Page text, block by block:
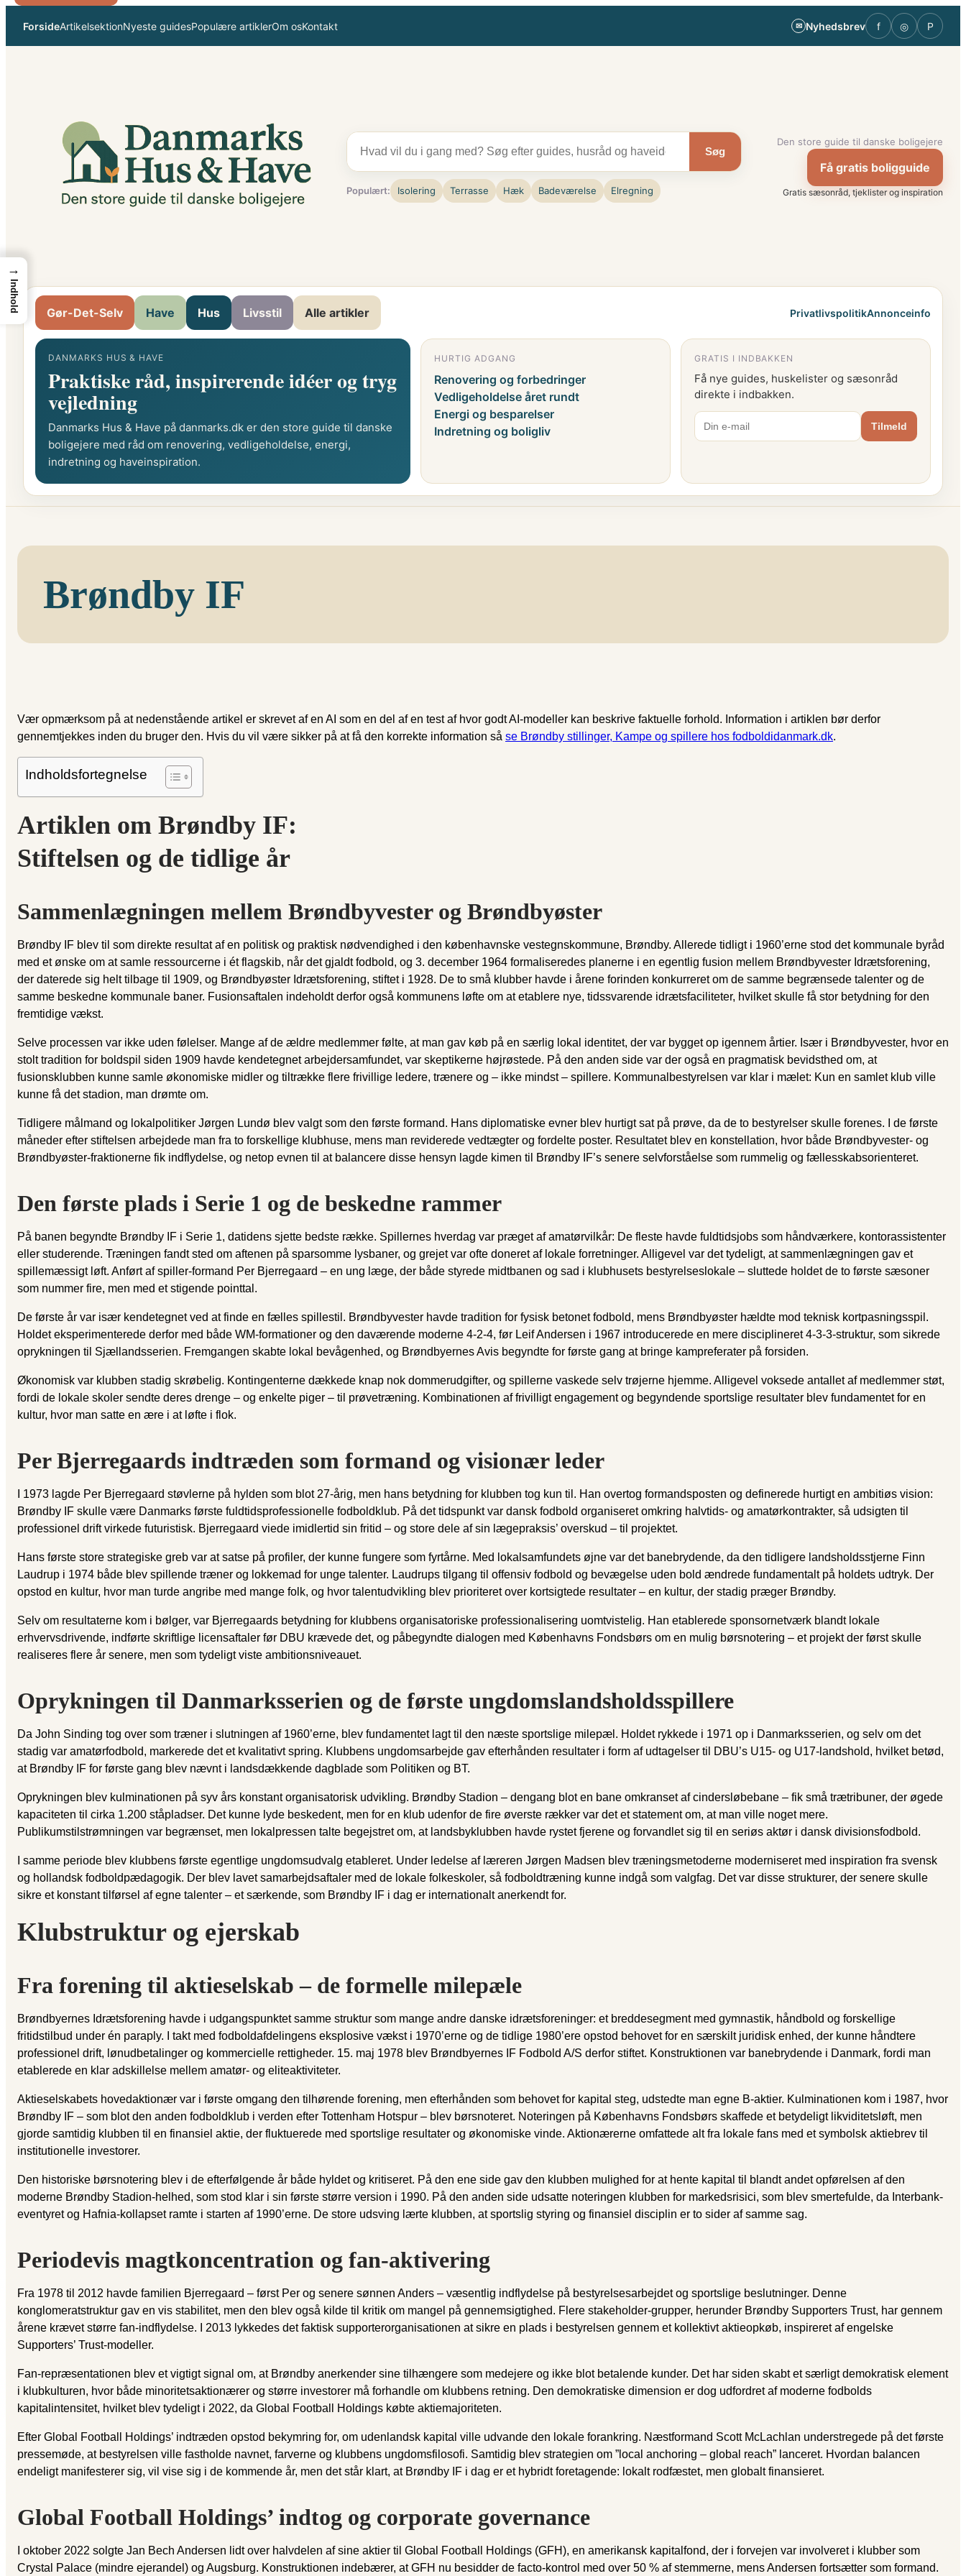
indhold
ForsideArtikelsektionNyeste guidesPopulære artiklerOm osKontakt ✉ Nyhedsbrev f ◎ P
Søg
Populært: Isolering Terrasse Hæk Badeværelse Elregning
Den store guide til danske boligejere
Få gratis boligguide
Gratis sæsonråd, tjeklister og inspiration
Gør-Det-Selv Have Hus Livsstil Alle artikler PrivatlivspolitikAnnonceinfo
DANMARKS HUS & HAVE
Praktiske råd, inspirerende idéer og tryg
vejledning
Danmarks Hus & Have på danmarks.dk er den store guide til danske
boligejere med råd om renovering, vedligeholdelse, energi,
indretning og haveinspiration.
HURTIG ADGANG
Renovering og forbedringer
Vedligeholdelse året rundt
Energi og besparelser
Indretning og boligliv
GRATIS I INDBAKKEN
Få nye guides, huskelister og sæsonråd
direkte i indbakken.
Tilmeld
Brøndby IF
Vær opmærksom på at nedenstående artikel er skrevet af en AI som en del af en test af hvor godt AI-modeller kan beskrive faktuelle forhold. Information i artiklen bør derfor
gennemtjekkes inden du bruger den. Hvis du vil være sikker på at få den korrekte information så se Brøndby stillinger, Kampe og spillere hos fodboldidanmark.dk.
Indholdsfortegnelse
Artiklen om Brøndby IF:
Stiftelsen og de tidlige år
Sammenlægningen mellem Brøndbyvester og Brøndbyøster
Brøndby IF blev til som direkte resultat af en politisk og praktisk nødvendighed i den københavnske vestegnskommune, Brøndby. Allerede tidligt i 1960’erne stod det kommunale byråd
med et ønske om at samle ressourcerne i ét flagskib, når det gjaldt fodbold, og 3. december 1964 formaliseredes planerne i en egentlig fusion mellem Brøndbyvester Idrætsforening,
der daterede sig helt tilbage til 1909, og Brøndbyøster Idrætsforening, stiftet i 1928. De to små klubber havde i årene forinden konkurreret om de samme begrænsede talenter og de
samme beskedne kommunale baner. Fusionsaftalen indeholdt derfor også kommunens løfte om at etablere nye, tidssvarende idrætsfaciliteter, hvilket skulle få stor betydning for den
fremtidige vækst.
Selve processen var ikke uden følelser. Mange af de ældre medlemmer følte, at man gav køb på en særlig lokal identitet, der var bygget op igennem årtier. Især i Brøndbyvester, hvor en
stolt tradition for boldspil siden 1909 havde kendetegnet arbejdersamfundet, var skeptikerne højrøstede. På den anden side var der også en pragmatisk bevidsthed om, at
fusionsklubben kunne samle økonomiske midler og tiltrække flere frivillige ledere, trænere og – ikke mindst – spillere. Kommunalbestyrelsen var klar i mælet: Kun en samlet klub ville
kunne få det stadion, man drømte om.
Tidligere målmand og lokalpolitiker Jørgen Lundø blev valgt som den første formand. Hans diplomatiske evner blev hurtigt sat på prøve, da de to bestyrelser skulle forenes. I de første
måneder efter stiftelsen arbejdede man fra to forskellige klubhuse, mens man reviderede vedtægter og fordelte poster. Resultatet blev en konstellation, hvor både Brøndbyvester- og
Brøndbyøster-fraktionerne fik indflydelse, og netop evnen til at balancere disse hensyn lagde kimen til Brøndby IF’s senere selvforståelse som rummelig og fællesskabsorienteret.
Den første plads i Serie 1 og de beskedne rammer
På banen begyndte Brøndby IF i Serie 1, datidens sjette bedste række. Spillernes hverdag var præget af amatørvilkår: De fleste havde fuldtidsjobs som håndværkere, kontorassistenter
eller studerende. Træningen fandt sted om aftenen på sparsomme lysbaner, og grejet var ofte doneret af lokale forretninger. Alligevel var det tydeligt, at sammenlægningen gav et
spillemæssigt løft. Anført af spiller-formand Per Bjerregaard – en ung læge, der både styrede midtbanen og sad i klubhusets bestyrelseslokale – sluttede holdet de to første sæsoner
som nummer fire, men med et stigende pointtal.
De første år var især kendetegnet ved at finde en fælles spillestil. Brøndbyvester havde tradition for fysisk betonet fodbold, mens Brøndbyøster hældte mod teknisk kortpasningsspil.
Holdet eksperimenterede derfor med både WM-formationer og den daværende moderne 4-2-4, før Leif Andersen i 1967 introducerede en mere disciplineret 4-3-3-struktur, som sikrede
oprykningen til Sjællandsserien. Fremgangen skabte lokal bevågenhed, og Brøndbyernes Avis begyndte for første gang at bringe kampreferater på forsiden.
Økonomisk var klubben stadig skrøbelig. Kontingenterne dækkede knap nok dommerudgifter, og spillerne vaskede selv trøjerne hjemme. Alligevel voksede antallet af medlemmer støt,
fordi de lokale skoler sendte deres drenge – og enkelte piger – til prøvetræning. Kombinationen af frivilligt engagement og begyndende sportslige resultater blev fundamentet for en
kultur, hvor man satte en ære i at løfte i flok.
Per Bjerregaards indtræden som formand og visionær leder
I 1973 lagde Per Bjerregaard støvlerne på hylden som blot 27-årig, men hans betydning for klubben tog kun til. Han overtog formandsposten og definerede hurtigt en ambitiøs vision:
Brøndby IF skulle være Danmarks første fuldtidsprofessionelle fodboldklub. På det tidspunkt var dansk fodbold organiseret omkring halvtids- og amatørkontrakter, så udsigten til
professionel drift virkede futuristisk. Bjerregaard viede imidlertid sin fritid – og store dele af sin lægepraksis’ overskud – til projektet.
Hans første store strategiske greb var at satse på profiler, der kunne fungere som fyrtårne. Med lokalsamfundets øjne var det banebrydende, da den tidligere landsholdsstjerne Finn
Laudrup i 1974 både blev spillende træner og lokkemad for unge talenter. Laudrups tilgang til offensiv fodbold og bevægelse uden bold ændrede fundamentalt på holdets udtryk. Der
opstod en kultur, hvor man turde angribe med mange folk, og hvor talentudvikling blev prioriteret over kortsigtede resultater – en kultur, der stadig præger Brøndby.
Selv om resultaterne kom i bølger, var Bjerregaards betydning for klubbens organisatoriske professionalisering uomtvistelig. Han etablerede sponsornetværk blandt lokale
erhvervsdrivende, indførte skriftlige licensaftaler før DBU krævede det, og påbegyndte dialogen med Københavns Fondsbørs om en mulig børsnotering – et projekt der først skulle
realiseres flere år senere, men som tydeligt viste ambitionsniveauet.
Oprykningen til Danmarksserien og de første ungdomslandsholdsspillere
Da John Sinding tog over som træner i slutningen af 1960’erne, blev fundamentet lagt til den næste sportslige milepæl. Holdet rykkede i 1971 op i Danmarksserien, og selv om det
stadig var amatørfodbold, markerede det et kvalitativt spring. Klubbens ungdomsarbejde gav efterhånden resultater i form af udtagelser til DBU’s U15- og U17-landshold, hvilket betød,
at Brøndby IF for første gang blev nævnt i landsdækkende dagblade som Politiken og BT.
Oprykningen blev kulminationen på syv års konstant organisatorisk udvikling. Brøndby Stadion – dengang blot en bane omkranset af cindersløbebane – fik små trætribuner, der øgede
kapaciteten til cirka 1.200 ståpladser. Det kunne lyde beskedent, men for en klub udenfor de fire øverste rækker var det et statement om, at man ville noget mere.
Publikumstilstrømningen var begrænset, men lokalpressen talte begejstret om, at landsbyklubben havde rystet fjerene og forvandlet sig til en seriøs aktør i dansk divisionsfodbold.
I samme periode blev klubbens første egentlige ungdomsudvalg etableret. Under ledelse af læreren Jørgen Madsen blev træningsmetoderne moderniseret med inspiration fra svensk
og hollandsk fodboldpædagogik. Der blev lavet samarbejdsaftaler med de lokale folkeskoler, så fodboldtræning kunne indgå som valgfag. Det var disse strukturer, der senere skulle
sikre et konstant tilførsel af egne talenter – et særkende, som Brøndby IF i dag er internationalt anerkendt for.
Klubstruktur og ejerskab
Fra forening til aktieselskab – de formelle milepæle
Brøndbyernes Idrætsforening havde i udgangspunktet samme struktur som mange andre danske idrætsforeninger: et breddesegment med gymnastik, håndbold og forskellige
fritidstilbud under én paraply. I takt med fodboldafdelingens eksplosive vækst i 1970’erne og de tidlige 1980’ere opstod behovet for en særskilt juridisk enhed, der kunne håndtere
professionel drift, lønudbetalinger og kommercielle rettigheder. 15. maj 1978 blev Brøndbyernes IF Fodbold A/S derfor stiftet. Konstruktionen var banebrydende i Danmark, fordi man
etablerede en klar adskillelse mellem amatør- og eliteaktiviteter.
Aktieselskabets hovedaktionær var i første omgang den tilhørende forening, men efterhånden som behovet for kapital steg, udstedte man egne B-aktier. Kulminationen kom i 1987, hvor
Brøndby IF – som blot den anden fodboldklub i verden efter Tottenham Hotspur – blev børsnoteret. Noteringen på Københavns Fondsbørs skaffede et betydeligt likviditetsløft, men
gjorde samtidig klubben til en finansiel aktie, der fluktuerede med sportslige resultater og økonomiske vinde. Aktionærerne omfattede alt fra lokale fans med et symbolsk aktiebrev til
institutionelle investorer.
Den historiske børsnotering blev i de efterfølgende år både hyldet og kritiseret. På den ene side gav den klubben mulighed for at hente kapital til blandt andet opførelsen af den
moderne Brøndby Stadion-helhed, som stod klar i sin første større version i 1990. På den anden side udsatte noteringen klubben for markedsrisici, som blev smertefulde, da Interbank-
eventyret og Hafnia-kollapset ramte i starten af 1990’erne. De store udsving lærte klubben, at sportslig styring og finansiel disciplin er to sider af samme sag.
Periodevis magtkoncentration og fan-aktivering
Fra 1978 til 2012 havde familien Bjerregaard – først Per og senere sønnen Anders – væsentlig indflydelse på bestyrelsesarbejdet og sportslige beslutninger. Denne
konglomeratstruktur gav en vis stabilitet, men den blev også kilde til kritik om mangel på gennemsigtighed. Flere stakeholder-grupper, herunder Brøndby Supporters Trust, har gennem
årene krævet større fan-indflydelse. I 2013 lykkedes det faktisk supporterorganisationen at sikre en plads i bestyrelsen gennem et kollektivt aktieopkøb, inspireret af engelske
Supporters’ Trust-modeller.
Fan-repræsentationen blev et vigtigt signal om, at Brøndby anerkender sine tilhængere som medejere og ikke blot betalende kunder. Det har siden skabt et særligt demokratisk element
i klubkulturen, hvor både minoritetsaktionærer og større investorer må forhandle om klubbens retning. Den demokratiske dimension er dog udfordret af moderne fodbolds
kapitalintensitet, hvilket blev tydeligt i 2022, da Global Football Holdings købte aktiemajoriteten.
Efter Global Football Holdings’ indtræden opstod bekymring for, om udenlandsk kapital ville udvande den lokale forankring. Næstformand Scott McLachlan understregede på det første
pressemøde, at bestyrelsen ville fastholde navnet, farverne og klubbens ungdomsfilosofi. Samtidig blev strategien om ”local anchoring – global reach” lanceret. Hvordan balancen
endeligt manifesterer sig, vil vise sig i de kommende år, men det står klart, at Brøndby IF i dag er et hybridt foretagende: lokalt rodfæstet, men globalt finansieret.
Global Football Holdings’ indtog og corporate governance
I oktober 2022 solgte Jan Bech Andersen lidt over halvdelen af sine aktier til Global Football Holdings (GFH), en amerikansk kapitalfond, der i forvejen var involveret i klubber som
Crystal Palace (mindre ejerandel) og Augsburg. Konstruktionen indebærer, at GFH nu besidder de facto-kontrol med over 50 % af stemmerne, mens Andersen fortsætter som formand.
→
Indhold